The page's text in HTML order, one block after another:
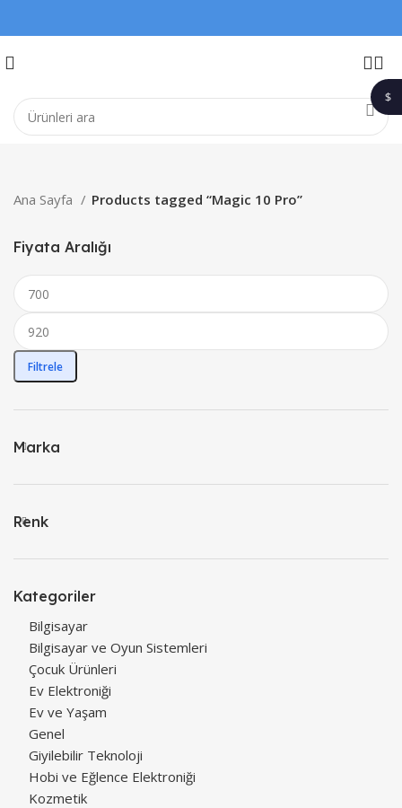
Ana Sayfa Products tagged “Magic 10 Pro”
Fiyata Aralığı
Filtrele
Marka
Renk
Kategoriler
Bilgisayar
Bilgisayar ve Oyun Sistemleri
Çocuk Ürünleri
Ev Elektroniği
Ev ve Yaşam
Genel
Giyilebilir Teknoloji
Hobi ve Eğlence Elektroniği
Kozmetik
$